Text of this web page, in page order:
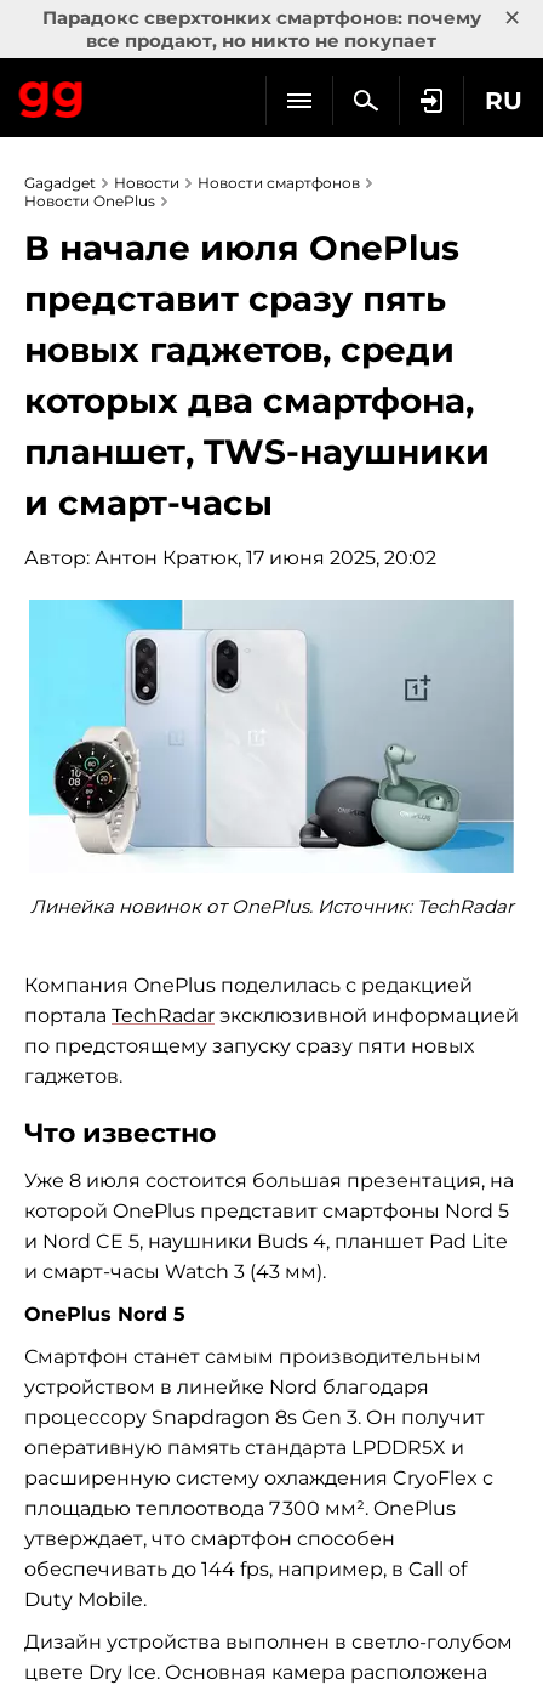
Парадокс сверхтонких смартфонов: почему
все продают, но никто не покупает
×
RU
Gagadget Новости
Новости смартфонов
Новости OnePlus
В начале июля OnePlus
представит сразу пять
новых гаджетов, среди
которых два смартфона,
планшет, TWS-наушники
и смарт-часы
Автор: Антон Кратюк, 17 июня 2025, 20:02
Линейка новинок от OnePlus. Источник: TechRadar
Компания OnePlus поделилась с редакцией
портала TechRadar эксклюзивной информацией
по предстоящему запуску сразу пяти новых
гаджетов.
Что известно
Уже 8 июля состоится большая презентация, на
которой OnePlus представит смартфоны Nord 5
и Nord CE 5, наушники Buds 4, планшет Pad Lite
и смарт-часы Watch 3 (43 мм).
OnePlus Nord 5
Смартфон станет самым производительным
устройством в линейке Nord благодаря
процессору Snapdragon 8s Gen 3. Он получит
оперативную память стандарта LPDDR5X и
расширенную систему охлаждения CryoFlex с
площадью теплоотвода 7 300 мм². OnePlus
утверждает, что смартфон способен
обеспечивать до 144 fps, например, в Call of
Duty Mobile.
Дизайн устройства выполнен в светло-голубом
цвете Dry Ice. Основная камера расположена